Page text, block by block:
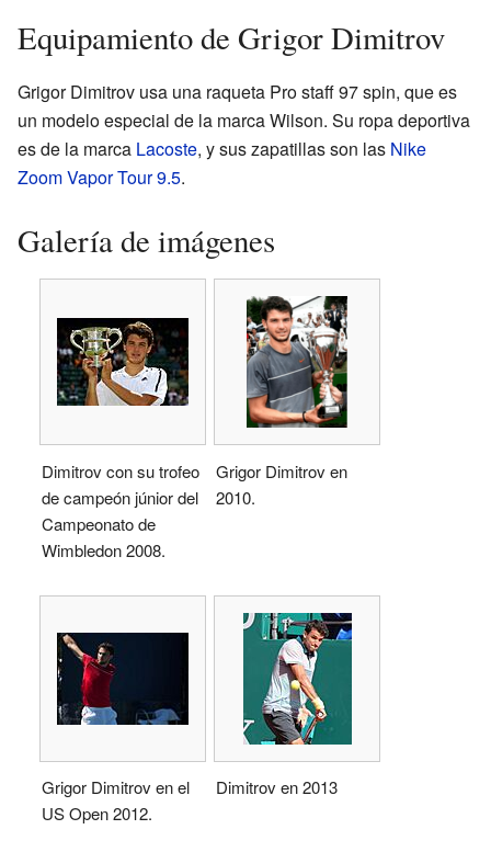
Equipamiento de Grigor Dimitrov
Grigor Dimitrov usa una raqueta Pro staff 97 spin, que es
un modelo especial de la marca Wilson. Su ropa deportiva
es de la marca Lacoste, y sus zapatillas son las Nike
Zoom Vapor Tour 9.5.
Galería de imágenes
Dimitrov con su trofeo
de campeón júnior del
Campeonato de
Wimbledon 2008.
Grigor Dimitrov en
2010.
Grigor Dimitrov en el
US Open 2012.
Dimitrov en 2013